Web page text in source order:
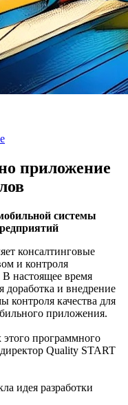
приложение
системы
консалтинговые
и контроля
настоящее время
доработка и внедрение
контроля качества для
приложения.
программного
Quality START
идея разработки